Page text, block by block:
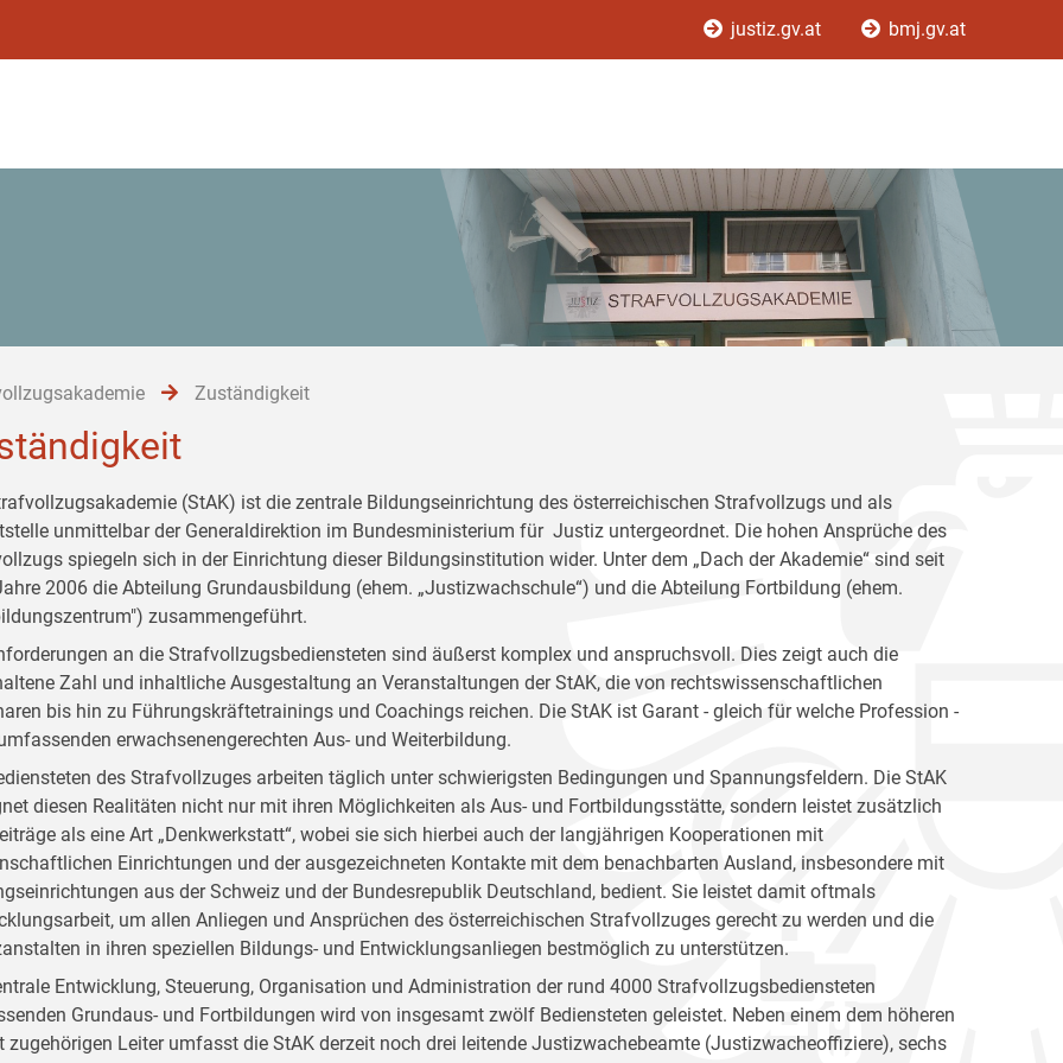
justiz.gv.at bmj.gv.at
Zuständigkeit
(StAK) ist die zentrale Bildungseinrichtung des österreichischen Strafvollzugs und als
unmittelbar der Generaldirektion im Bundesministerium für Justiz untergeordnet. Die hohen Ansprüche des
spiegeln sich in der Einrichtung dieser Bildungsinstitution wider. Unter dem „Dach der Akademie“ sind seit
2006 die Abteilung Grundausbildung (ehem. „Justizwachschule“) und die Abteilung Fortbildung (ehem.
zusammengeführt.
an die Strafvollzugsbediensteten sind äußerst komplex und anspruchsvoll. Dies zeigt auch die
Zahl und inhaltliche Ausgestaltung an Veranstaltungen der StAK, die von rechtswissenschaftlichen
bis hin zu Führungskräftetrainings und Coachings reichen. Die StAK ist Garant - gleich für welche Profession -
erwachsenengerechten Aus- und Weiterbildung.
des Strafvollzuges arbeiten täglich unter schwierigsten Bedingungen und Spannungsfeldern. Die StAK
diesen Realitäten nicht nur mit ihren Möglichkeiten als Aus- und Fortbildungsstätte, sondern leistet zusätzlich
als eine Art „Denkwerkstatt“, wobei sie sich hierbei auch der langjährigen Kooperationen mit
Einrichtungen und der ausgezeichneten Kontakte mit dem benachbarten Ausland, insbesondere mit
aus der Schweiz und der Bundesrepublik Deutschland, bedient. Sie leistet damit oftmals
um allen Anliegen und Ansprüchen des österreichischen Strafvollzuges gerecht zu werden und die
in ihren speziellen Bildungs- und Entwicklungsanliegen bestmöglich zu unterstützen.
Entwicklung, Steuerung, Organisation und Administration der rund 4000 Strafvollzugsbediensteten
Grundaus- und Fortbildungen wird von insgesamt zwölf Bediensteten geleistet. Neben einem dem höheren
zugehörigen Leiter umfasst die StAK derzeit noch drei leitende Justizwachebeamte (Justizwacheoffiziere), sechs